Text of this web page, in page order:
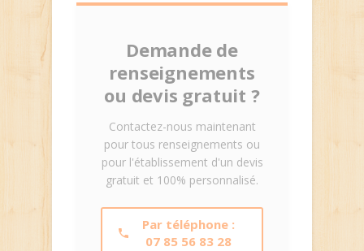
Demande de
renseignements
ou devis gratuit ?
Contactez-nous maintenant
pour tous renseignements ou
pour l'établissement d'un devis
gratuit et 100% personnalisé.
Par téléphone :
07 85 56 83 28